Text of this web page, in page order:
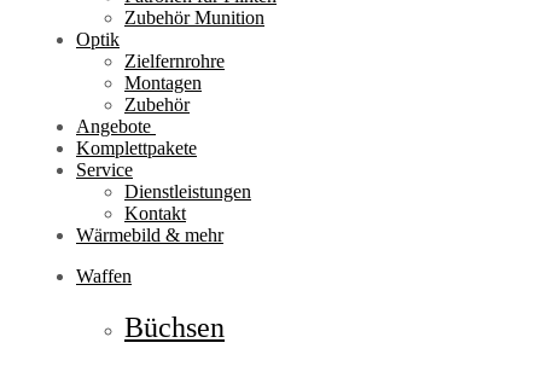
Zubehör Munition
Optik
Zielfernrohre
Montagen
Zubehör
Angebote
Komplettpakete
Service
Dienstleistungen
Kontakt
Wärmebild & mehr
Waffen
Büchsen